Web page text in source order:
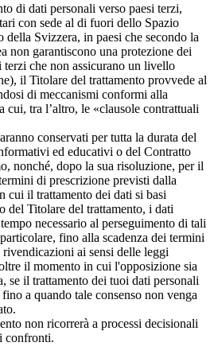
di dati personali verso paesi terzi,
con sede al di fuori dello Spazio
della Svizzera, in paesi che secondo la
non garantiscono una protezione dei
terzi che non assicurano un livello
il Titolare del trattamento provvede al
di meccanismi conformi alla
cui, tra l’altro, le «clausole contrattuali
conservati per tutta la durata del
ed educativi o del Contratto
nonché, dopo la sua risoluzione, per il
di prescrizione previsti dalla
cui il trattamento dei dati si basi
del Titolare del trattamento, i dati
necessario al perseguimento di tali
fino alla scadenza dei termini
ai sensi delle leggi
il momento in cui l'opposizione sia
se il trattamento dei tuoi dati personali
a quando tale consenso non venga
non ricorrerà a processi decisionali
confronti.